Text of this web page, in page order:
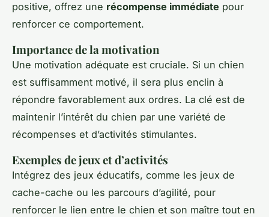
positive, offrez une récompense immédiate pour
renforcer ce comportement.
Importance de la motivation
Une motivation adéquate est cruciale. Si un chien
est suffisamment motivé, il sera plus enclin à
répondre favorablement aux ordres. La clé est de
maintenir l’intérêt du chien par une variété de
récompenses et d’activités stimulantes.
Exemples de jeux et d’activités
Intégrez des jeux éducatifs, comme les jeux de
cache-cache ou les parcours d’agilité, pour
renforcer le lien entre le chien et son maître tout en